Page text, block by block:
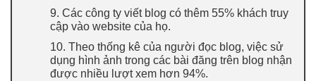
9. Các công ty viết blog có thêm 55% khách truy
cập vào website của họ.
10. Theo thống kê của người đọc blog, việc sử
dụng hình ảnh trong các bài đăng trên blog nhận
được nhiều lượt xem hơn 94%.